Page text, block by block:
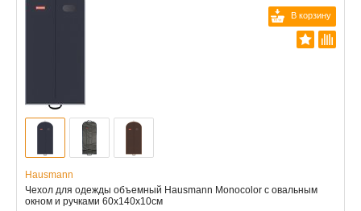
В корзину
Hausmann
Чехол для одежды объемный Hausmann Monocolor с овальным
окном и ручками 60x140x10см